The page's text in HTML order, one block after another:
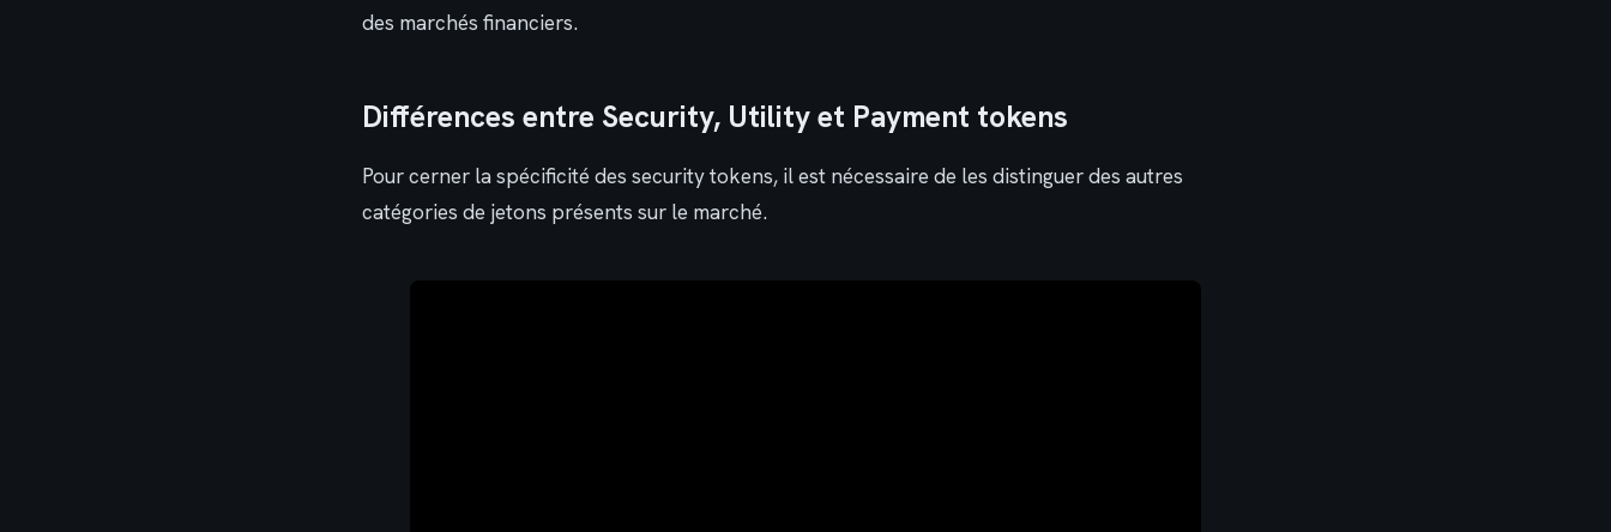
des marchés financiers.
Différences entre Security, Utility et Payment tokens
Pour cerner la spécificité des security tokens, il est nécessaire de les distinguer des autres
catégories de jetons présents sur le marché.